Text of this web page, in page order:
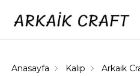
Anasayfa Kalıp Arkaik